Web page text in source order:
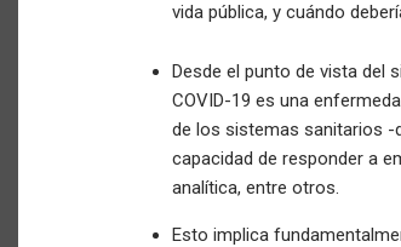
vida pública, y cuándo
Desde el punto de vista del
COVID-19 es una
de los sistemas sanitarios -
capacidad de responder a
analítica, entre otros.
Esto implica